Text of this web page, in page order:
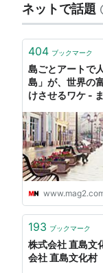
入浴料金
一般：500円
直島島民：
15歳以下：
「I LOVE(ハー
アクセス
岡山県から電車
JR岡山駅（
所要時間:
料金：
ネットで話題
404 ブックマーク
島ごとアートで
島」が、世界の
けさせるワケ -
193 ブックマーク
株式会社 直島文
会社 直島文化村